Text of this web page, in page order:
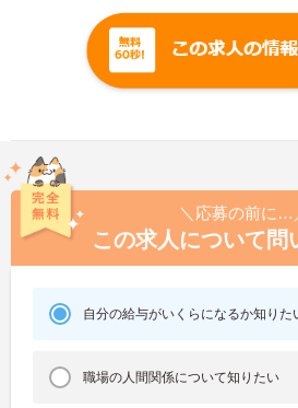
＼応募の前に…
この求人について問
自分の給与がいくらになるか知りた
職場の人間関係について知りたい